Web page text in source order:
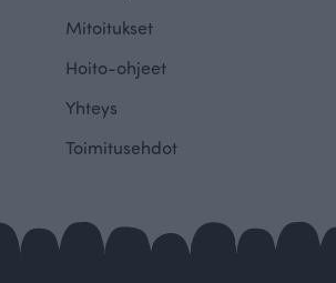
Mitoitukset
Hoito-ohjeet
Yhteys
Toimitusehdot